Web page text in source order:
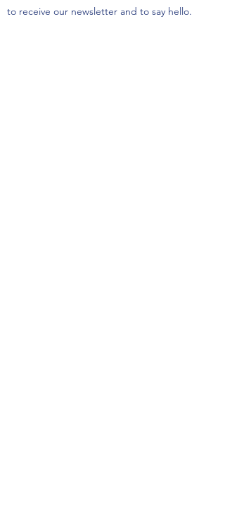
to receive our newsletter and to say hello.